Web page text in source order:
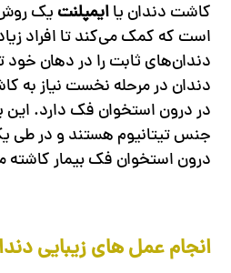
کاشت دندان یاایمپلنت یک روش
است که کمک می‌کند تا افراد
دندان‌های ثابت را در دهان خود
دندان در مرحله نخست نیاز به
در درون استخوان فک دارد. این
جنس تیتانیوم هستند و در طی
درون استخوان فک بیمار
انجام عمل های زیبایی